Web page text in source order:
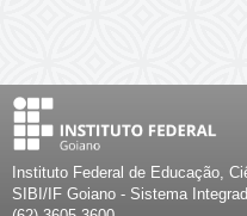
Instituto Federal de Educação,
SIBI/IF Goiano - Sistema